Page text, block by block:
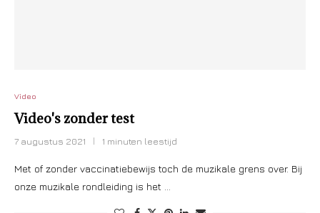
Video
Video's zonder test
7 augustus 2021 1 minuten leestijd
Met of zonder vaccinatiebewijs toch de muzikale grens over. Bij
onze muzikale rondleiding is het …